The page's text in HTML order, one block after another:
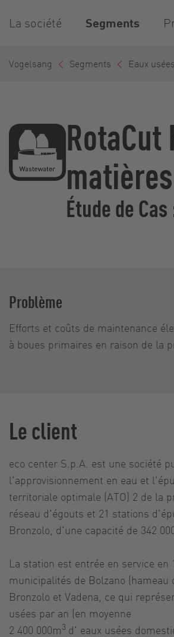
La société Segments
Vogelsang Segments Eaux usées
RotaCut
Étude de
Problème
Efforts et coûts de maintenance
à boues primaires en raison de la
Le client
eco center S.p.A. est une société
l'approvisionnement en eau et
territoriale optimale (ATO) 2 de la
réseau d'égouts et 21 stations
Bronzolo, d'une capacité de 342
La station est entrée en service en
municipalités de Bolzano (hameau
Bronzolo et Vadena, ce qui
usées par an (en moyenne
2 400 000m3 d' eaux usées